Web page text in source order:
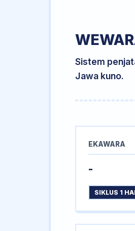
Sistem
Jawa kuno.
EKAWARA
-
SIKLUS 1